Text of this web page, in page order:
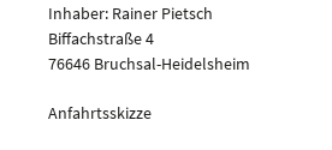
Inhaber: Rainer Pietsch
Biffachstraße 4
76646 Bruchsal-Heidelsheim
Anfahrtsskizze